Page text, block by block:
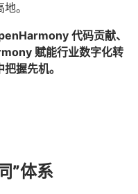
。
代码贡献、
赋能行业数字化转
握先机。
”体系